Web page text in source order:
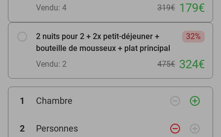
Vendu: 4 319€ 179€
2 nuits pour 2 + 2x petit-déjeuner +
bouteille de mousseux + plat principal
32%
Vendu: 2 475€ 324€
1 Chambre remove_circle_outline add_circle_outline
2 Personnes remove_circle_outline add_circle_outline